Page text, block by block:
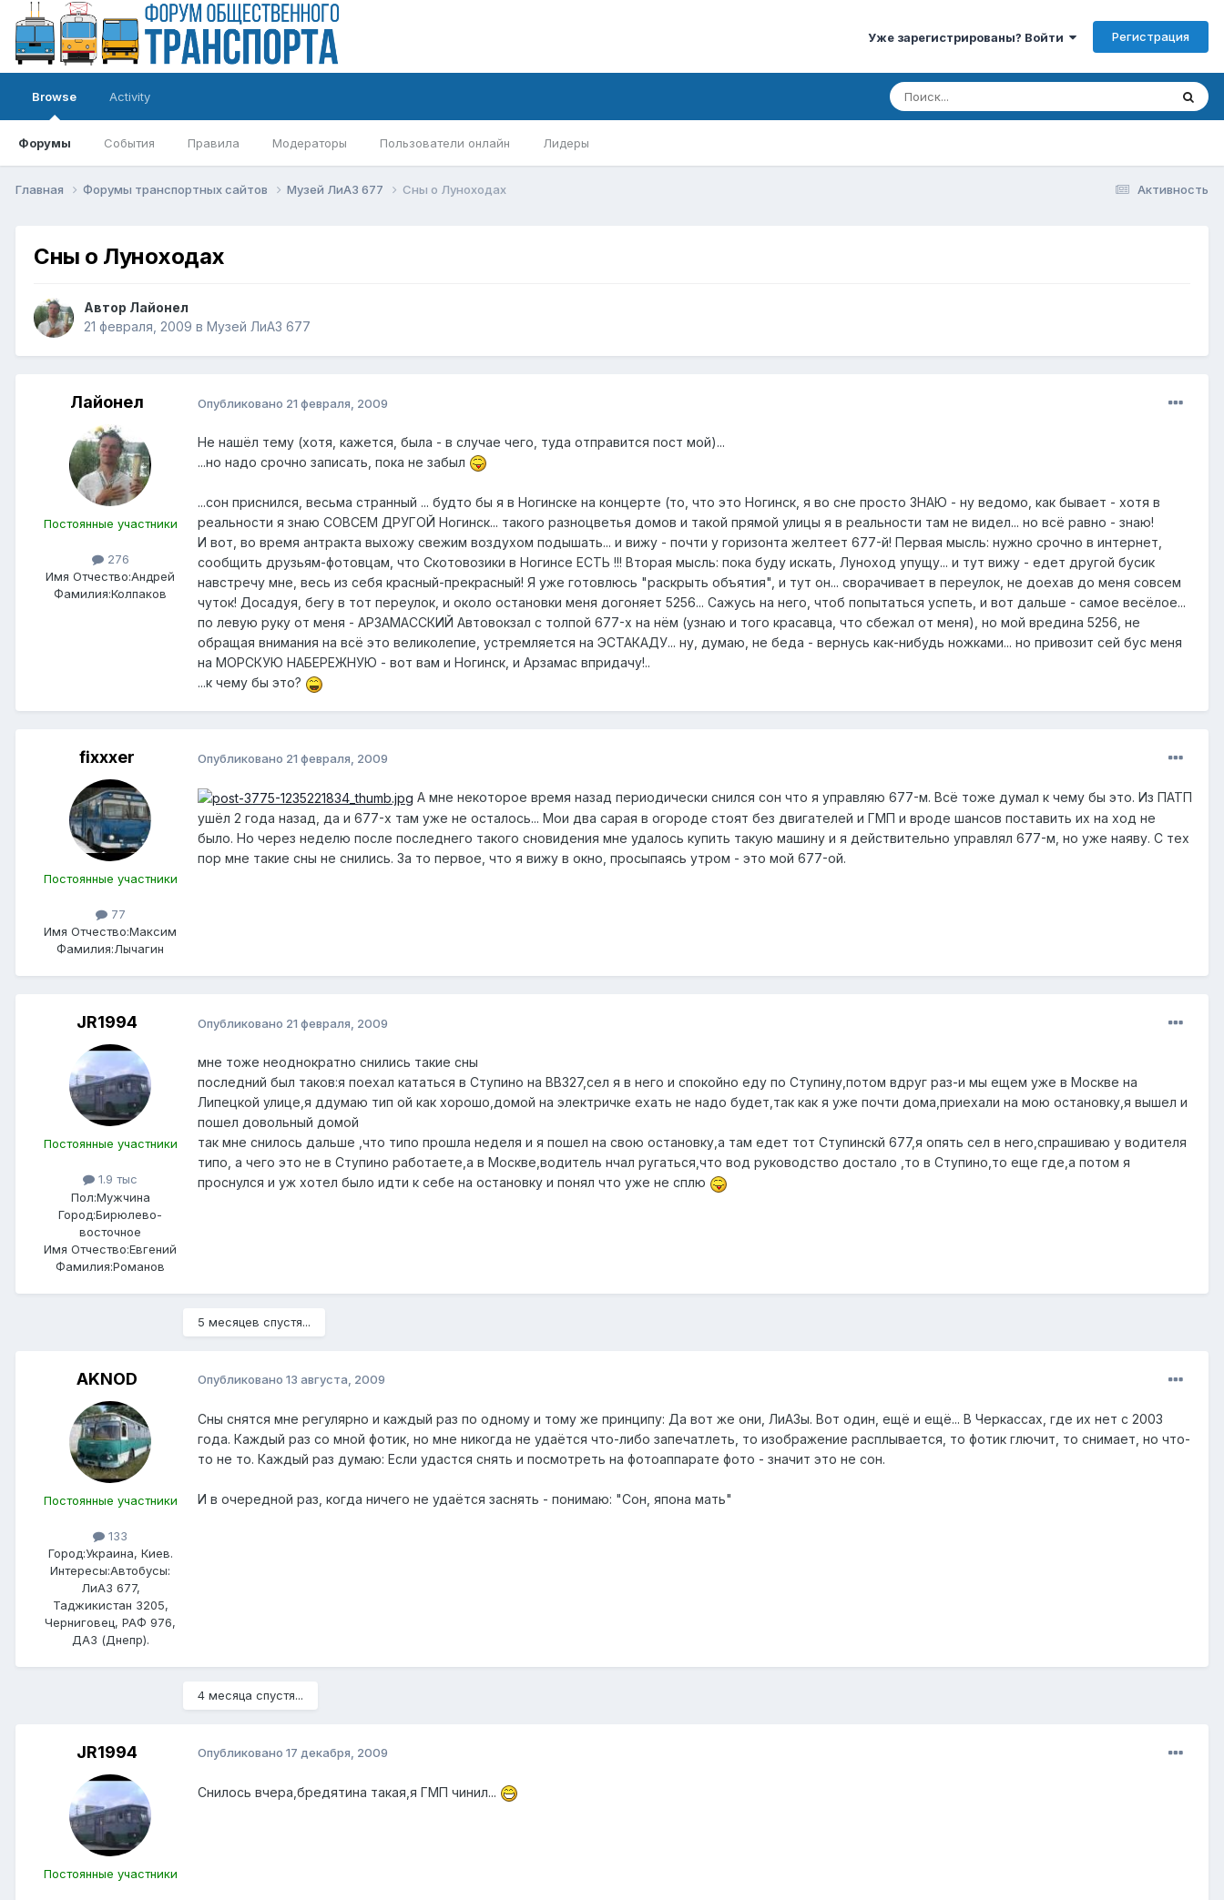
Уже зарегистрированы? Войти Регистрация
Browse
Форумы События Правила Модераторы Пользователи онлайн Лидеры
Activity
Активность
Главная Форумы транспортных сайтов Музей ЛиАЗ 677 Сны о Луноходах
Сны о Луноходах
Автор Лайонел
21 февраля, 2009 в Музей ЛиАЗ 677
Лайонел
Постоянные участники
276
Имя Отчество:Андрей
Фамилия:Колпаков
Опубликовано 21 февраля, 2009
Не нашёл тему (хотя, кажется, была - в случае чего, туда отправится пост мой)...
...но надо срочно записать, пока не забыл
...сон приснился, весьма странный ... будто бы я в Ногинске на концерте (то, что это Ногинск, я во сне просто ЗНАЮ - ну ведомо, как бывает - хотя в
реальности я знаю СОВСЕМ ДРУГОЙ Ногинск... такого разноцветья домов и такой прямой улицы я в реальности там не видел... но всё равно - знаю!
И вот, во время антракта выхожу свежим воздухом подышать... и вижу - почти у горизонта желтеет 677-й! Первая мысль: нужно срочно в интернет,
сообщить друзьям-фотовцам, что Скотовозики в Ногинсе ЕСТЬ !!! Вторая мысль: пока буду искать, Луноход упущу... и тут вижу - едет другой бусик
навстречу мне, весь из себя красный-прекрасный! Я уже готовлюсь "раскрыть объятия", и тут он... сворачивает в переулок, не доехав до меня совсем
чуток! Досадуя, бегу в тот переулок, и около остановки меня догоняет 5256... Сажусь на него, чтоб попытаться успеть, и вот дальше - самое весёлое...
по левую руку от меня - АРЗАМАССКИЙ Автовокзал с толпой 677-х на нём (узнаю и того красавца, что сбежал от меня), но мой вредина 5256, не
обращая внимания на всё это великолепие, устремляется на ЭСТАКАДУ... ну, думаю, не беда - вернусь как-нибудь ножками... но привозит сей бус меня
на МОРСКУЮ НАБЕРЕЖНУЮ - вот вам и Ногинск, и Арзамас впридачу!..
...к чему бы это?
fixxxer
Постоянные участники
77
Имя Отчество:Максим
Фамилия:Лычагин
Опубликовано 21 февраля, 2009
А мне некоторое время назад периодически снился сон что я управляю 677-м. Всё тоже думал к чему бы это. Из ПАТП
ушёл 2 года назад, да и 677-х там уже не осталось... Мои два сарая в огороде стоят без двигателей и ГМП и вроде шансов поставить их на ход не
было. Но через неделю после последнего такого сновидения мне удалось купить такую машину и я действительно управлял 677-м, но уже наяву. С тех
пор мне такие сны не снились. За то первое, что я вижу в окно, просыпаясь утром - это мой 677-ой.
JR1994
Постоянные участники
1.9 тыс
Пол:Мужчина
Город:Бирюлево-
восточное
Имя Отчество:Евгений
Фамилия:Романов
Опубликовано 21 февраля, 2009
мне тоже неоднократно снились такие сны
последний был таков:я поехал кататься в Ступино на ВВ327,сел я в него и спокойно еду по Ступину,потом вдруг раз-и мы ещем уже в Москве на
Липецкой улице,я ддумаю тип ой как хорошо,домой на электричке ехать не надо будет,так как я уже почти дома,приехали на мою остановку,я вышел и
пошел довольный домой
так мне снилось дальше ,что типо прошла неделя и я пошел на свою остановку,а там едет тот Ступинскй 677,я опять сел в него,спрашиваю у водителя
типо, а чего это не в Ступино работаете,а в Москве,водитель нчал ругаться,что вод руководство достало ,то в Ступино,то еще где,а потом я
проснулся и уж хотел было идти к себе на остановку и понял что уже не сплю
5 месяцев спустя...
AKNOD
Постоянные участники
133
Город:Украина, Киев.
Интересы:Автобусы:
ЛиАЗ 677,
Таджикистан 3205,
Черниговец, РАФ 976,
ДАЗ (Днепр).
Опубликовано 13 августа, 2009
Сны снятся мне регулярно и каждый раз по одному и тому же принципу: Да вот же они, ЛиАЗы. Вот один, ещё и ещё... В Черкассах, где их нет с 2003
года. Каждый раз со мной фотик, но мне никогда не удаётся что-либо запечатлеть, то изображение расплывается, то фотик глючит, то снимает, но что-
то не то. Каждый раз думаю: Если удастся снять и посмотреть на фотоаппарате фото - значит это не сон.
И в очередной раз, когда ничего не удаётся заснять - понимаю: "Сон, япона мать"
4 месяца спустя...
JR1994
Постоянные участники
Опубликовано 17 декабря, 2009
Снилось вчера,бредятина такая,я ГМП чинил...